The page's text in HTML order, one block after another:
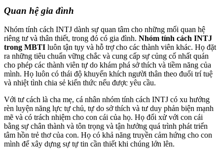
Quan hệ gia đình
Nhóm tính cách INTJ dành sự quan tâm cho những mối quan hệ
riêng tư và thân thiết, trong đó có gia đình. Nhóm tính cách INTJ
trong MBTI luôn tận tụy và hỗ trợ cho các thành viên khác. Họ đặt
ra những tiêu chuẩn vững chắc và cung cấp sự củng cố nhất quán
cho phép các thành viên tự do khám phá sở thích và tiềm năng của
mình. Họ luôn có thái độ khuyến khích người thân theo đuổi trí tuệ
và nhiệt tình chia sẻ kiến thức nếu được yêu cầu.
Với tư cách là cha mẹ, cá nhân nhóm tính cách INTJ có xu hướng
rèn luyện năng lực tự chủ, tự do sở thích và tư duy phản biện mạnh
mẽ và có trách nhiệm cho con cái của họ. Họ đối xử với con cái
bằng sự chân thành và tôn trọng và tận hưởng quá trình phát triển
tâm hồn trẻ thơ của con. Họ có khả năng truyền cảm hứng cho con
mình để xây dựng sự tự tin cần thiết khi chúng lớn lên.